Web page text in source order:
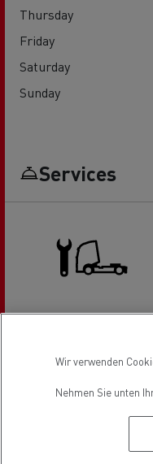
Thursday
Friday
Saturday
Sunday
Services
Kühlfahrzeuge
Wir verwenden
Nehmen Sie unten